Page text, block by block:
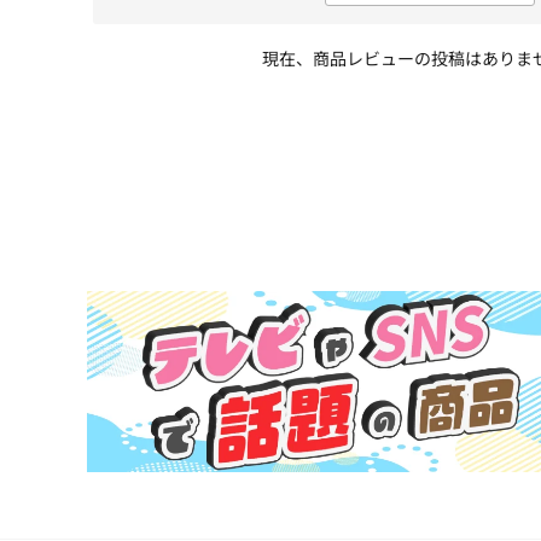
現在、商品レビューの投稿はありま